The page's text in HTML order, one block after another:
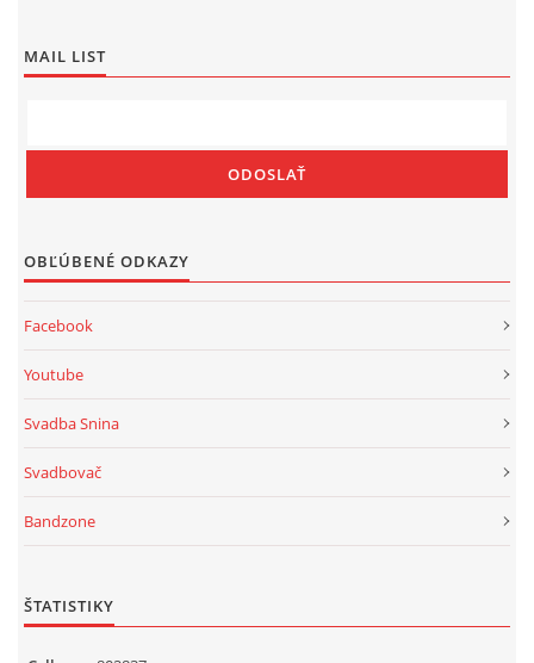
MAIL LIST
OBĽÚBENÉ ODKAZY
Facebook
Youtube
Svadba Snina
Svadbovač
Bandzone
ŠTATISTIKY